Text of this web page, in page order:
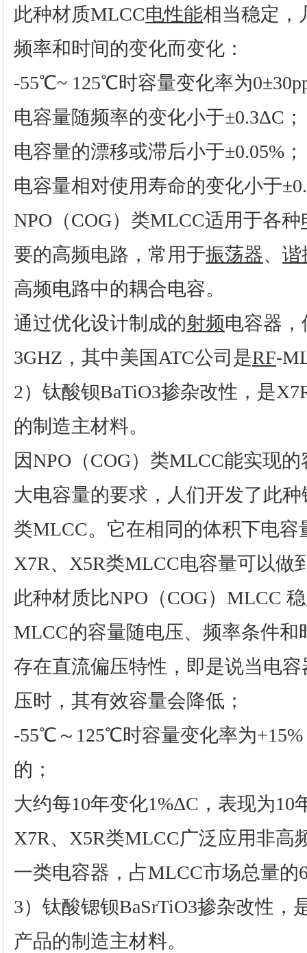
此种材质MLCC电性能相当稳定，
频率和时间的变化而变化：
-55℃~ 125℃时容量变化率为
电容量随频率的变化小于±0.3ΔC；
电容量的漂移或滞后小于±0.05%；
电容量相对使用寿命的变化小于
NPO（COG）类MLCC适用于各种
要的高频电路，常用于振荡器、 谐
高频电路中的耦合电容。
通过优化设计制成的射频电容器
3GHZ，其中美国ATC公司是RF-
2）钛酸钡BaTiO3掺杂改性，是
的制造主材料。
因NPO（COG）类MLCC能实现
大电容量的要求，人们开发了此
类MLCC。它在相同的体积下电容
X7R、X5R类MLCC电容量可以做
此种材质比NPO（COG）MLCC
MLCC的容量随电压、频率条件和
存在直流偏压特性，即是说当电
压时，其有效容量会降低；
-55℃～125℃时容量变化率为
的；
大约每10年变化1%ΔC，表现为10
X7R、X5R类MLCC广泛应用非高
一类电容器，占MLCC市场总量的
3）钛酸锶钡BaSrTiO3掺杂改性，
产品的制造主材料。